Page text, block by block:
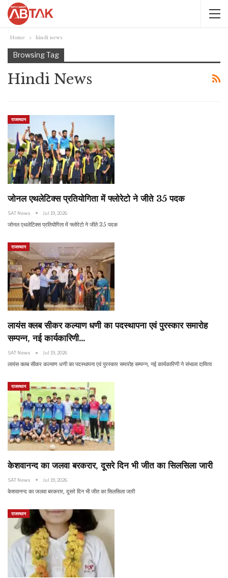
Home hindi news
Browsing Tag
Hindi News
राजस्थान
जोनल एथलेटिक्स प्रतियोगिता में फ्लोरेटो ने जीते 35 पदक
SAT News Jul 19, 2026
जोनल एथलेटिक्स प्रतियोगिता में फ्लोरेटो ने जीते 35 पदक
राजस्थान
लायंस क्लब सीकर कल्याण धणी का पदस्थापना एवं पुरस्कार समारोह
सम्पन्न, नई कार्यकारिणी…
SAT News Jul 19, 2026
लायंस क्लब सीकर कल्याण धणी का पदस्थापना एवं पुरस्कार समारोह सम्पन्न, नई कार्यकारिणी ने संभाला दायित्व
राजस्थान
केशवानन्द का जलवा बरकरार, दूसरे दिन भी जीत का सिलसिला जारी
SAT News Jul 19, 2026
केशवानन्द का जलवा बरकरार, दूसरे दिन भी जीत का सिलसिला जारी
राजस्थान